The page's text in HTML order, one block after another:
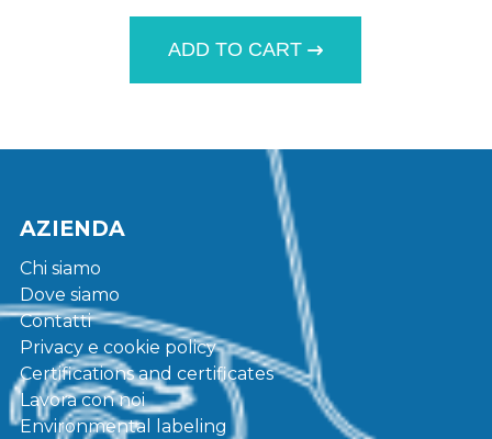
ADD TO CART
AZIENDA
Chi siamo
Dove siamo
Contatti
Privacy e cookie policy
Certifications and certificates
Lavora con noi
Environmental labeling